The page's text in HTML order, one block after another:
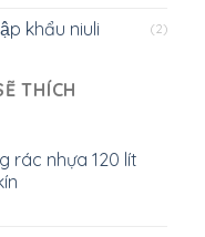
khẩu niuli (2)
THÍCH
rác nhựa 120 lít